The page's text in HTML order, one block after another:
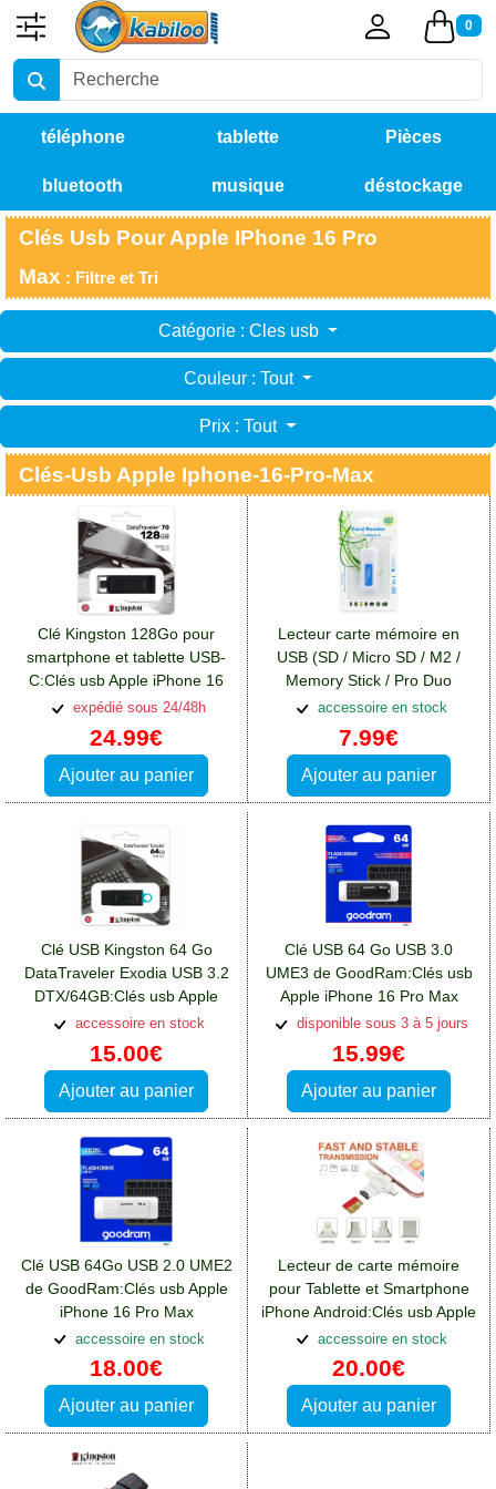
0
téléphone tablette Pièces
détachées
bluetooth musique déstockage
Clés Usb Pour Apple IPhone 16 Pro
Max : Filtre et Tri
Catégorie : Cles usb
Couleur : Tout
Prix : Tout
Clés-Usb Apple Iphone-16-Pro-Max
Clé Kingston 128Go pour
smartphone et tablette USB-
C:Clés usb Apple iPhone 16
Pro Max
expédié sous 24/48h
24.99€
Ajouter au panier
Lecteur carte mémoire en
USB (SD / Micro SD / M2 /
Memory Stick / Pro Duo
/XD):Clés usb Apple iPhone 16
Pro Max
accessoire en stock
7.99€
Ajouter au panier
Clé USB Kingston 64 Go
DataTraveler Exodia USB 3.2
DTX/64GB:Clés usb Apple
iPhone 16 Pro Max
accessoire en stock
15.00€
Ajouter au panier
Clé USB 64 Go USB 3.0
UME3 de GoodRam:Clés usb
Apple iPhone 16 Pro Max
disponible sous 3 à 5 jours
15.99€
Ajouter au panier
Clé USB 64Go USB 2.0 UME2
de GoodRam:Clés usb Apple
iPhone 16 Pro Max
accessoire en stock
18.00€
Ajouter au panier
Lecteur de carte mémoire
pour Tablette et Smartphone
iPhone Android:Clés usb Apple
iPhone 16 Pro Max
accessoire en stock
20.00€
Ajouter au panier